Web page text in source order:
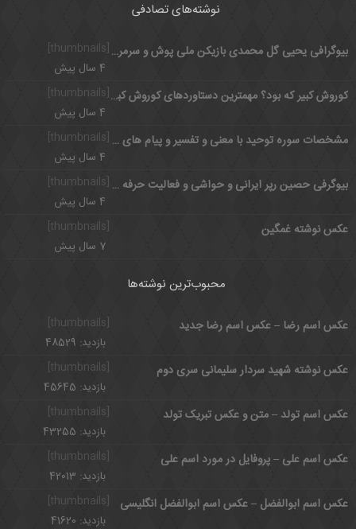
نوشته‌های تصادفی
[thumbnails] بیوگرافی یحیی گل محمدی بازیکن ملی پوش و سرمربی با اخلاق پرسپولیس
4 سال پیش
کوروش کبیر که بود؟ مهمترین دستاوردهای کوروش کبیر چیست؟
4 سال پیش
[thumbnails] مشخصات سوره توحید با معنی و تفسیر و پیام های سوره مبارکه توحید
4 سال پیش
بیوگرفی حصین رپر ایرانی و حواشی و فعالیت حرفه ای
4 سال پیش
عکس نوشته غمگین
7 سال پیش
محبوب‌ترین نوشته‌ها
عکس اسم رضا – عکس اسم رضا جدید
بازدید: 48529
[thumbnails]
عکس نوشته شهید سردار سلیمانی سری دوم
بازدید: 45645
عکس اسم تولد – متن و عکس تبریک تولد
بازدید: 43255
عکس اسم علی – پروفایل در مورد اسم علی
بازدید: 42013
عکس اسم ابوالفضل – عکس اسم ابوالفضل انگلیسی
بازدید: 41620